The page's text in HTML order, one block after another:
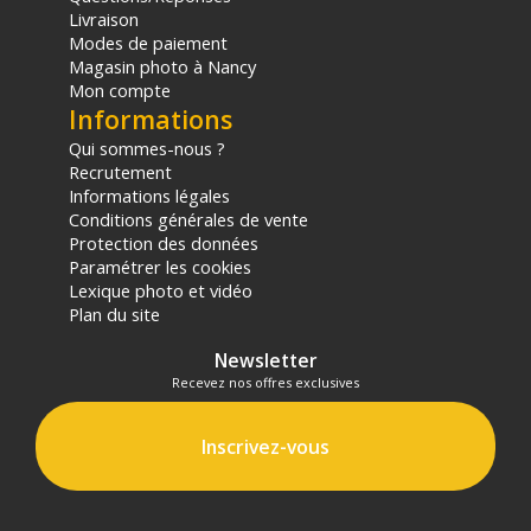
Code EAN Smallrig 5309 support bras magique 11" - Fixation &
harnais - Achat et prix :
6941590023540
Garantie 2 ans
(1) Nombre de points Fidélité estimés, hors remises au panier, basé
sur le prix TTC en €, les points seront effectivement calculés dans le
panier.
Livraison
Modes de paiement
Magasin photo à Nancy
Mon compte
Informations
Qui sommes-nous ?
Recrutement
Informations légales
Conditions générales de vente
Protection des données
Paramétrer les cookies
Lexique photo et vidéo
Plan du site
Newsletter
Recevez nos offres exclusives
Inscrivez-vous